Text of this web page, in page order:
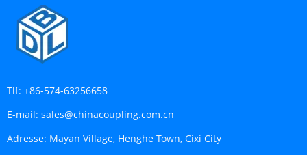
Tlf: +86-574-63256658
E-mail: sales@chinacoupling.com.cn
Adresse: Mayan Village, Henghe Town, Cixi City